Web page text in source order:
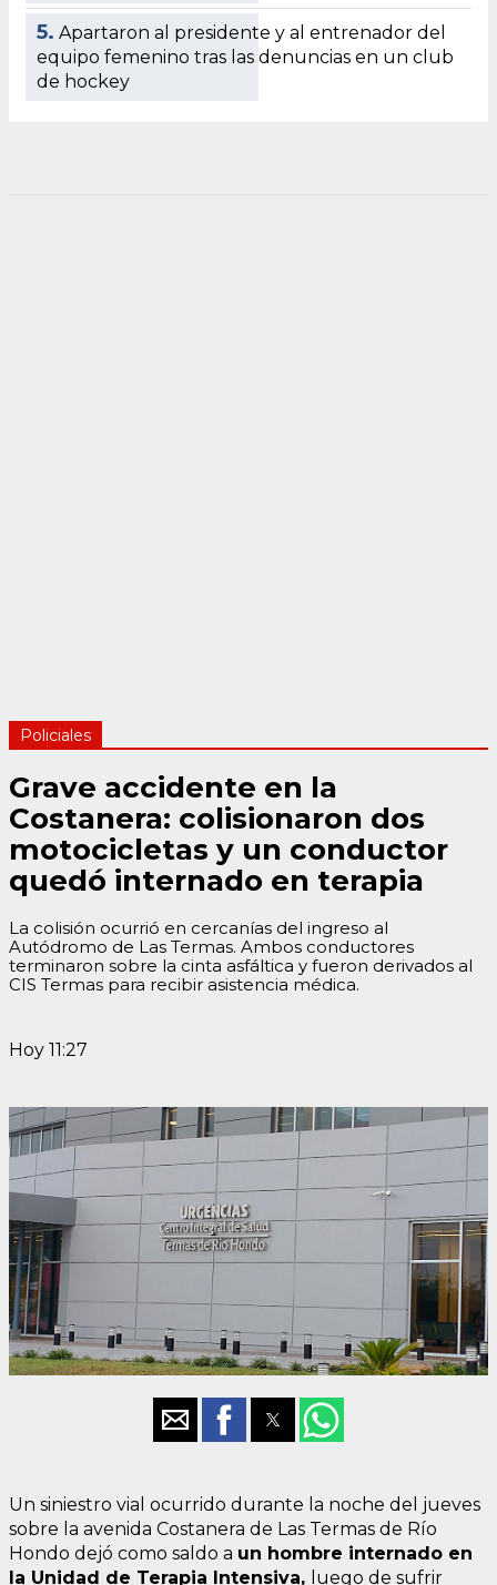
5. Apartaron al presidente y al entrenador del
equipo femenino tras las denuncias en un club
de hockey